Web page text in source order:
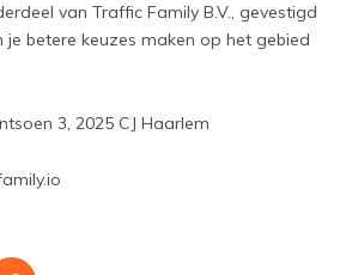
van Traffic Family B.V., gevestigd
je betere keuzes maken op het gebied
3, 2025 CJ Haarlem